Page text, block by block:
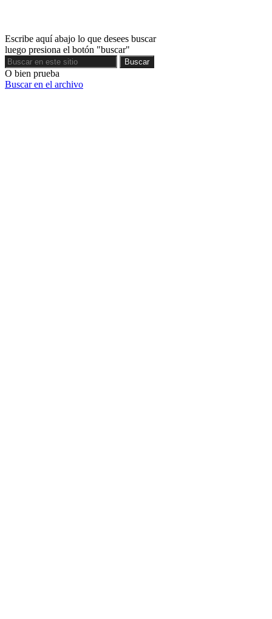
Escribe aquí abajo lo que desees buscar
luego presiona el botón "buscar"
Buscar
Buscar
O bien prueba
Buscar en el archivo